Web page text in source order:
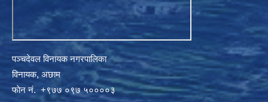
पञ्चदेवल विनायक नगरपालिका
विनायक, अछाम
फाेन नं‍‍‍‍. ‌+९७७ ०९७ ५००००३